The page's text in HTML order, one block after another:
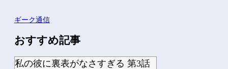
ギーク通信
おすすめ記事
私の彼に裏表がなさすぎる 第3話